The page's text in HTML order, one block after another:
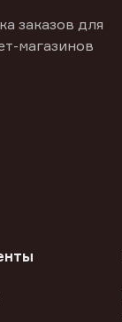
заказов для
магазинов